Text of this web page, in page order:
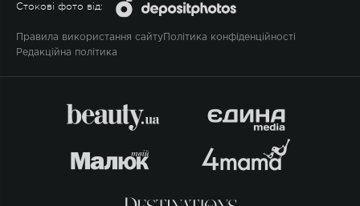
Стокові фото від:
Правила використання сайту Політика конфіденційності
Редакційна політика